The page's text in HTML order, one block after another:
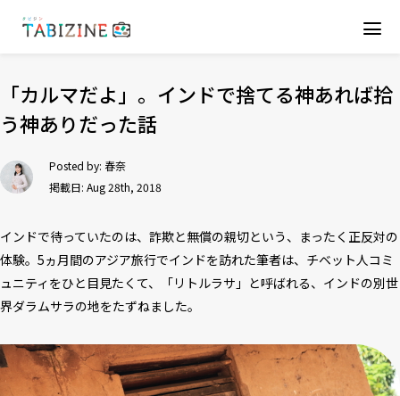
「カルマだよ」。インドで捨てる神あれば拾
う神ありだった話
Posted by: 春奈
掲載日: Aug 28th, 2018
インドで待っていたのは、詐欺と無償の親切という、まったく正反対の
体験。5ヵ月間のアジア旅行でインドを訪れた筆者は、チベット人コミ
ュニティをひと目見たくて、「リトルラサ」と呼ばれる、インドの別世
界ダラムサラの地をたずねました。